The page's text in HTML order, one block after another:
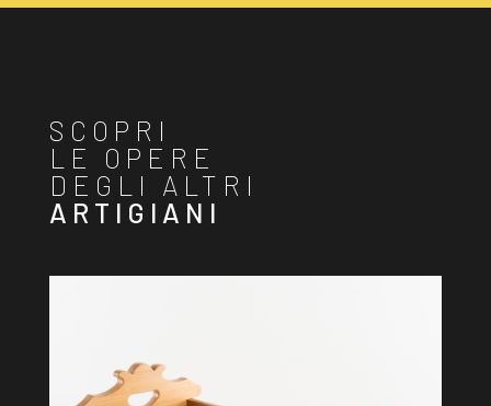
SCOPRI
LE OPERE
DEGLI ALTRI
ARTIGIANI